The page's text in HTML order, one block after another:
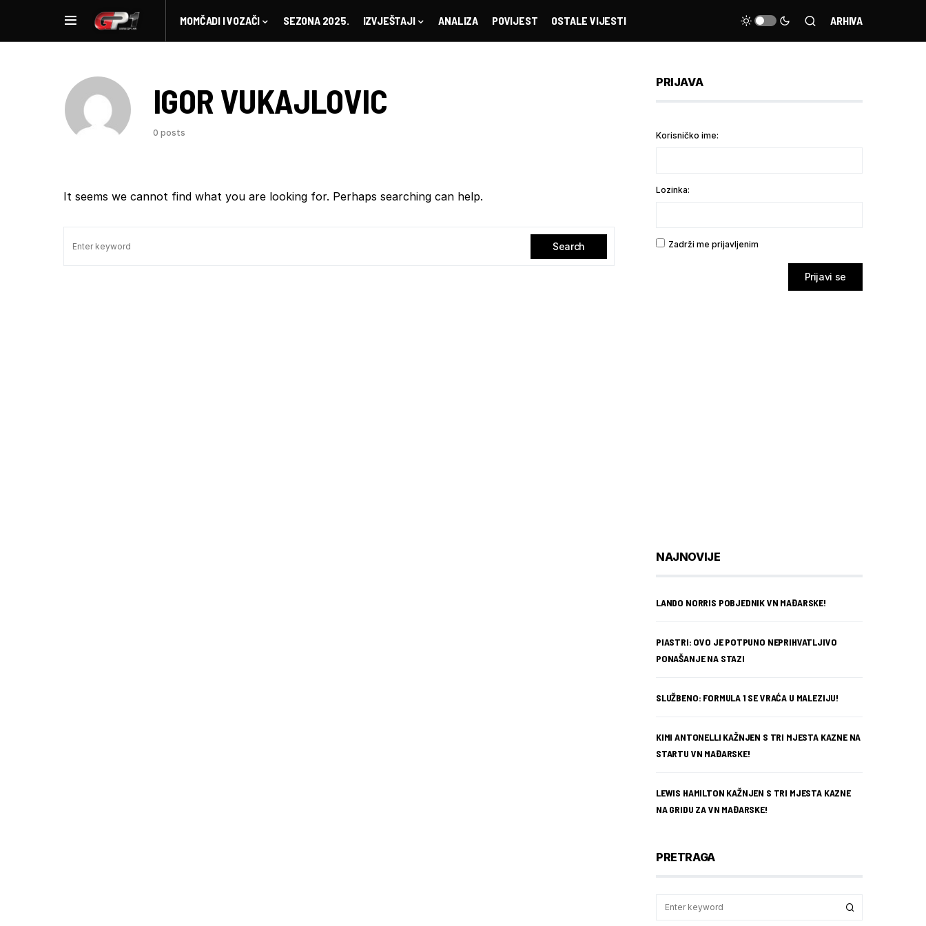
MOMČADI I VOZAČI SEZONA 2025. IZVJEŠTAJI ANALIZA POVIJEST OSTALE VIJESTI ARHIVA
IGOR VUKAJLOVIC
0 posts
It seems we cannot find what you are looking for. Perhaps searching can help.
Search
PRIJAVA
Korisničko ime:
Lozinka:
Zadrži me prijavljenim
Prijavi se
NAJNOVIJE
LANDO NORRIS POBJEDNIK VN MAĐARSKE!
PIASTRI: OVO JE POTPUNO NEPRIHVATLJIVO
PONAŠANJE NA STAZI
SLUŽBENO: FORMULA 1 SE VRAĆA U MALEZIJU!
KIMI ANTONELLI KAŽNJEN S TRI MJESTA KAZNE NA
STARTU VN MAĐARSKE!
LEWIS HAMILTON KAŽNJEN S TRI MJESTA KAZNE
NA GRIDU ZA VN MAĐARSKE!
PRETRAGA